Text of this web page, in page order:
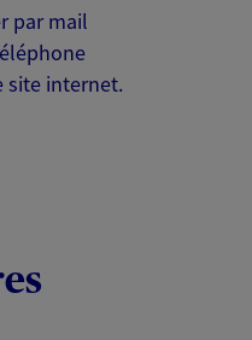
par mail
site internet.